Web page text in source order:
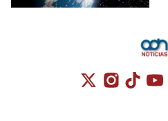
Cuenta de X
Cuenta